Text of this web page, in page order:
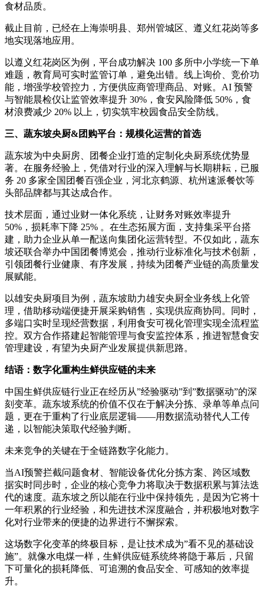
食材品质。
截止目前，已经在上海崇明县、郑州管城区、遵义红花岗等多
地实现落地应用。
以遵义红花岗区为例，平台成功解决 100 多所中小学统一下单
难题，教育局可实时监管订单，避免出错。线上询价、竞价功
能，增强学校管控力，方便供应商管理商品、对账。AI 预警
与智能晨检仪让监管效率提升 30%，食安风险降低 50%，食
材浪费减少 20% 以上，切实筑牢校园食品安全防线。
三、蔬东坡央厨&团购平台：规模化运营的首选
蔬东坡为中央厨房、团餐企业打造的定制化央厨系统优势显
著。在服务经验上，凭借对行业的深入理解与长期耕耘，已服
务 20 多家全国团餐百强企业，河北京鹤源、杭州速派餐饮等
头部品牌都与其达成合作。
技术层面，通过业财一体化系统，让财务对账效率提升
50%，损耗率下降 25% 。在生态拓展方面，支持集采平台搭
建，助力企业从单一配送向集团化运营转型。不仅如此，蔬东
坡还联合举办中国团餐博览会，推动行业标准化与技术创新，
引领团餐行业健康、有序发展，持续为团餐产业链的高质量发
展赋能。
以雄安央厨项目为例，蔬东坡助力雄安央厨全业务线上化管
理，借助移动端便捷开展采购销售，实现供应商协同。同时，
多端口实时呈现经营数据，利用食安可视化管理实现全流程监
控。双方合作搭建起智能管理与食安监控体系，推进智慧食安
管理建设，有望为央厨产业发展提供新思路。
结语：数字化重构生鲜供应链的未来
中国生鲜供应链行业正在经历从”经验驱动”到”数据驱动”的深
刻变革。蔬东坡系统的价值不仅在于解决分拣、录单等单点问
题，更在于重构了行业底层逻辑——用数据流动替代人工传
递，以智能决策取代经验判断。
未来竞争的关键在于全链路数字化能力。
当AI预警拦截问题食材、智能设备优化分拣方案、跨区域数
据实时同步时，企业的核心竞争力将取决于数据积累与算法迭
代的速度。蔬东坡之所以能在行业中保持领先，是因为它将十
一年积累的行业经验，和先进技术深度融合，并积极地对数字
化对行业带来的便捷的边界进行不懈探索。
这场数字化变革的终极目标，是让技术成为”看不见的基础设
施”。就像水电煤一样，生鲜供应链系统终将隐于幕后，只留
下可量化的损耗降低、可追溯的食品安全、可感知的效率提
升。